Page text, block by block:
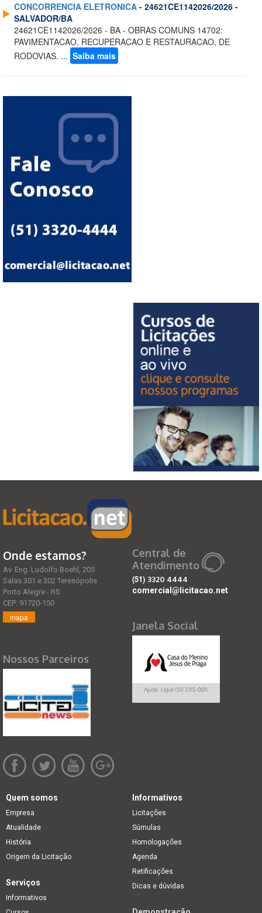
CONCORRENCIA ELETRONICA - 24621CE1142026/2026 -
SALVADOR/BA
24621CE1142026/2026 - BA - OBRAS COMUNS 14702:
PAVIMENTACAO, RECUPERACAO E RESTAURACAO, DE
RODOVIAS. ... Saiba mais
Onde estamos?
Av. Eng. Ludolfo Boehl, 205
Salas 301 e 302 Teresópolis
Porto Alegre - RS
CEP: 91720-150
mapa
Nossos Parceiros
Central de
Atendimento
(51) 3320 4444
comercial@licitacao.net
Janela Social
Quem somos
Empresa
Atualidade
História
Origem da Licitação
Informativos
Licitações
Súmulas
Homologações
Agenda
Retificações
Dicas e dúvidas
Serviços
Informativos